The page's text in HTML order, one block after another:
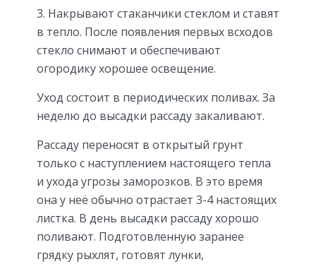
Накрывают стаканчики стеклом и ставят
в тепло. После появления первых всходов
стекло снимают и обеспечивают
огородику хорошее освещение.
Уход состоит в периодических поливах. За
неделю до высадки рассаду закаливают.
Рассаду переносят в открытый грунт
только с наступлением настоящего тепла
и ухода угрозы заморозков. В это время
она у неё обычно отрастает 3-4 настоящих
листка. В день высадки рассаду хорошо
поливают. Подготовленную заранее
грядку рыхлят, готовят лунки,